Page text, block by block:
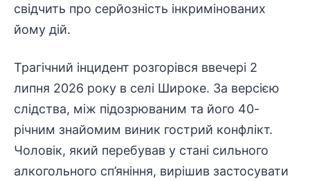
свідчить про серйозність інкримінованих
йому дій.
Трагічний інцидент розгорівся ввечері 2
липня 2026 року в селі Широке. За версією
слідства, між підозрюваним та його 40-
річним знайомим виник гострий конфлікт.
Чоловік, який перебував у стані сильного
алкогольного сп’яніння, вирішив застосувати